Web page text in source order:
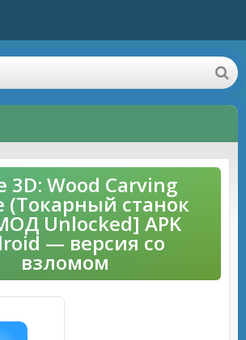
3D: Wood Carving
(Токарный станок
Unlocked] APK
— версия со
взломом